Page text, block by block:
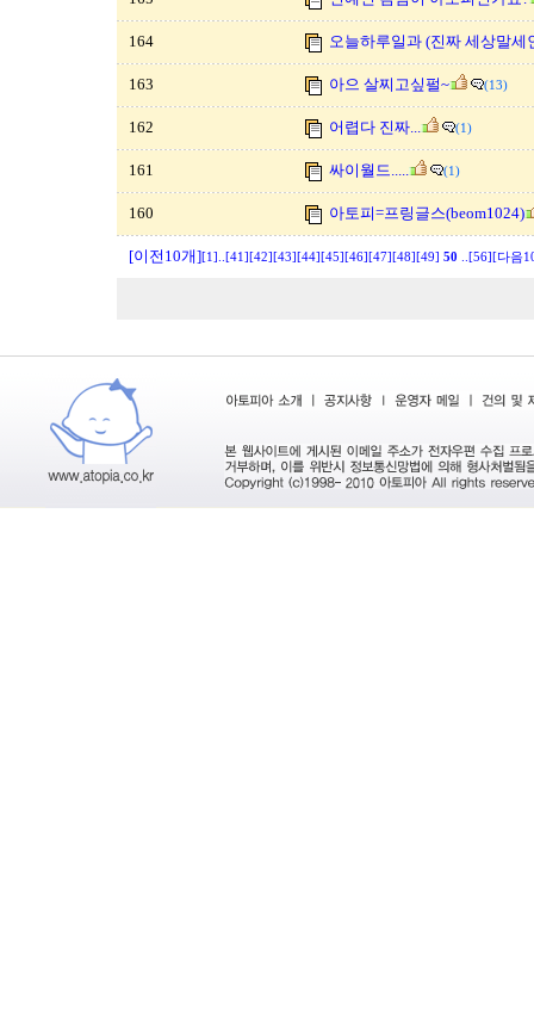
164 오늘하루일과 (진짜 세상말세
163 아으 살찌고싶펄~ (13)
162 어렵다 진짜... (1)
161 싸이월드..... (1)
160 아토피=프링글스(beom1024)
[이전10개][1] [41] [42] [43] [44] [45] [46] [47] [48] [49] 50 [56] [다음